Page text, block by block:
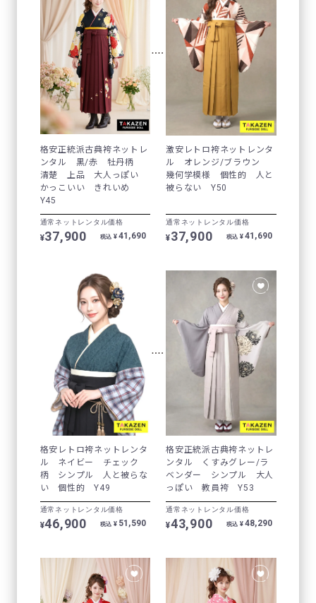
格安正統派古典袴ネットレ
ンタル 黒/赤 牡丹柄
清楚 上品 大人っぽい
かっこいい きれいめ
Y45
通常ネットレンタル価格
¥37,900 税込 ¥ 41,690
激安レトロ袴ネットレンタ
ル オレンジ/ブラウン
幾何学模様 個性的 人と
被らない Y50
通常ネットレンタル価格
¥37,900 税込 ¥41,690
格安レトロ袴ネットレンタ
ル ネイビー チェック
柄 シンプル 人と被らな
い 個性的 Y49
通常ネットレンタル価格
¥46,900 税込 ¥ 51,590
格安正統派古典袴ネットレ
ンタル くすみグレー/ラ
ベンダー シンプル 大人
っぽい 教員袴 Y53
通常ネットレンタル価格
¥43,900 税込 ¥48,290